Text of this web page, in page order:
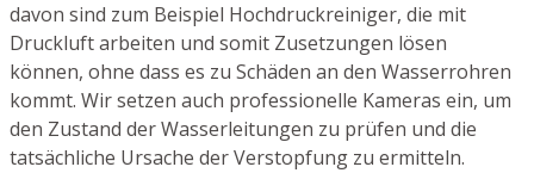
davon sind zum Beispiel Hochdruckreiniger, die mit
Druckluft arbeiten und somit Zusetzungen lösen
können, ohne dass es zu Schäden an den Wasserrohren
kommt. Wir setzen auch professionelle Kameras ein, um
den Zustand der Wasserleitungen zu prüfen und die
tatsächliche Ursache der Verstopfung zu ermitteln.